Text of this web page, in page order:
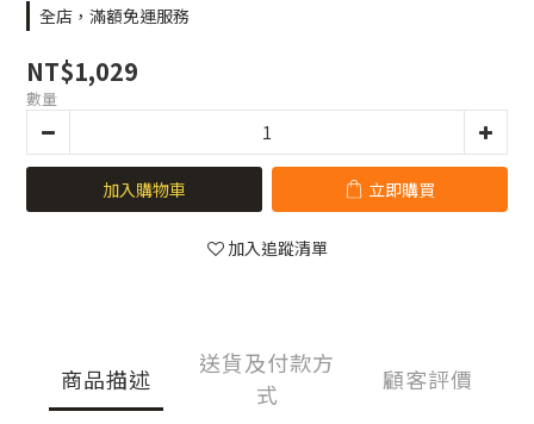
全店，滿額免運服務
NT$1,029
數量
加入購物車 立即購買
加入追蹤清單
商品描述
送貨及付款方
式
顧客評價